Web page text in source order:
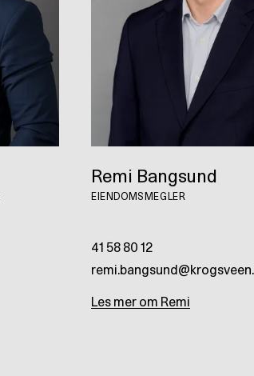
Remi Bangsund
EIENDOMSMEGLER
41 58 80 12
Les mer om Remi